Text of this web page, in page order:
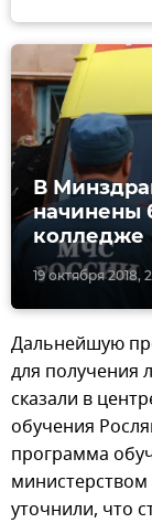
19 октября 2018,
В
начинены
колледже
Дальнейшую
для получения
сказали в
обучения
программа
уточнили, что